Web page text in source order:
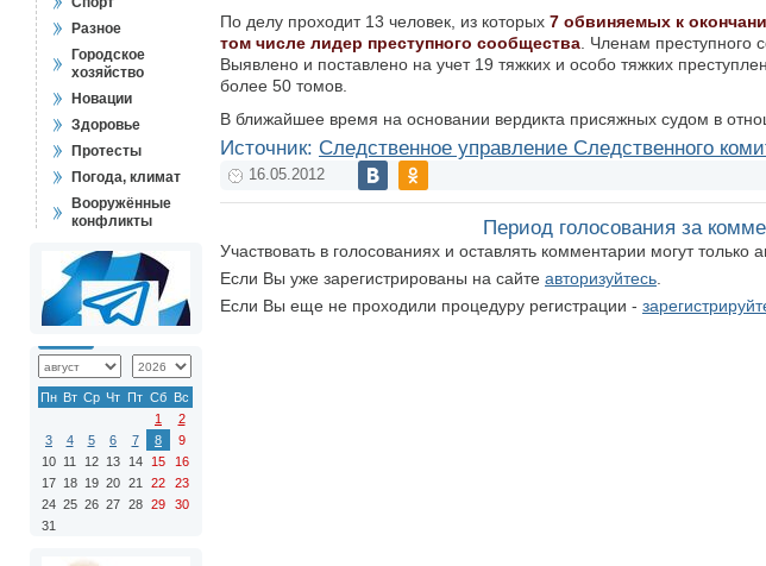
Разное
Городское
хозяйство
Новации
Здоровье
Протесты
Погода, климат
Вооружённые
конфликты
Пн Вт Ср Чт Пт Сб Вс
1
2
3
4 5 6 7 8
9
10 11 12 13 14 15
16
17 18 19 20 21 22
23
24 25 26 27 28 29
30
31
По делу проходит 13 человек, из которых 7 обвиняемых к
том числе лидер преступного сообщества . Членам преступного
Выявлено и поставлено на учет 19 тяжких и особо тяжких
более 50 томов.
В ближайшее время на основании вердикта присяжных судом в
Источник: Следственное управление Следственного
16.05.2012
Период голосования за
Участвовать в голосованиях и оставлять комментарии могут только
Если Вы уже зарегистрированы на сайте авторизуйтесь
Если Вы еще не проходили процедуру регистрации -